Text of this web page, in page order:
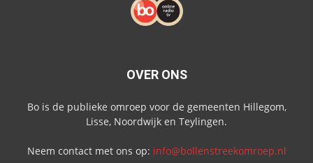
OVER ONS
Bo is de publieke omroep voor de gemeenten Hillegom,
Lisse, Noordwijk en Teylingen.
Neem contact met ons op: info@bollenstreekomroep.nl